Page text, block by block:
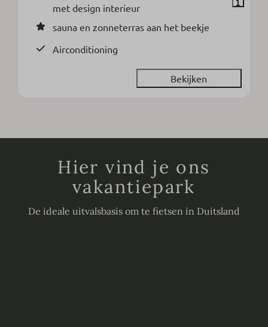
met design interieur
sauna en zonneterras aan het beekje
Airconditioning
Bekijken
Hier vind je ons
vakantiepark
De ideale uitvalsbasis om te fietsen in Duitsland